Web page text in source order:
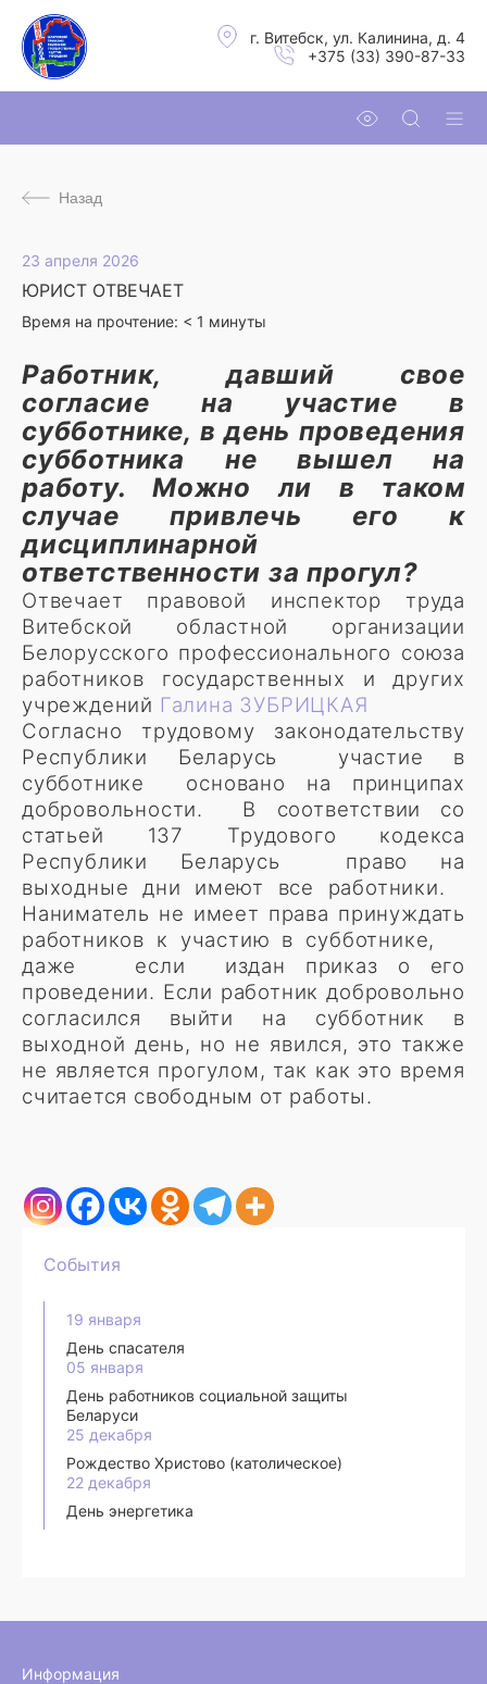
г. Витебск, ул. Калинина, д. 4
+375 (33) 390-87-33
Назад
23 апреля 2026
ЮРИСТ ОТВЕЧАЕТ
Время на прочтение: < 1 минуты
Работник, давший свое
согласие на участие в
субботнике, в день проведения
субботника не вышел на
работу. Можно ли в таком
случае привлечь его к
дисциплинарной
ответственности за прогул?
Отвечает правовой инспектор труда
Витебской областной организации
Белорусского профессионального союза
работников государственных и других
учреждений Галина ЗУБРИЦКАЯ
Согласно трудовому законодательству
Республики Беларусь участие в
субботнике основано на принципах
добровольности. В соответствии со
статьей 137 Трудового кодекса
Республики Беларусь право на
выходные дни имеют все работники.
Наниматель не имеет права принуждать
работников к участию в субботнике,
даже если издан приказ о его
проведении. Если работник добровольно
согласился выйти на субботник в
выходной день, но не явился, это также
не является прогулом, так как это время
считается свободным от работы.
События
19 января
День спасателя
05 января
День работников социальной защиты
Беларуси
25 декабря
Рождество Христово (католическое)
22 декабря
День энергетика
Информация